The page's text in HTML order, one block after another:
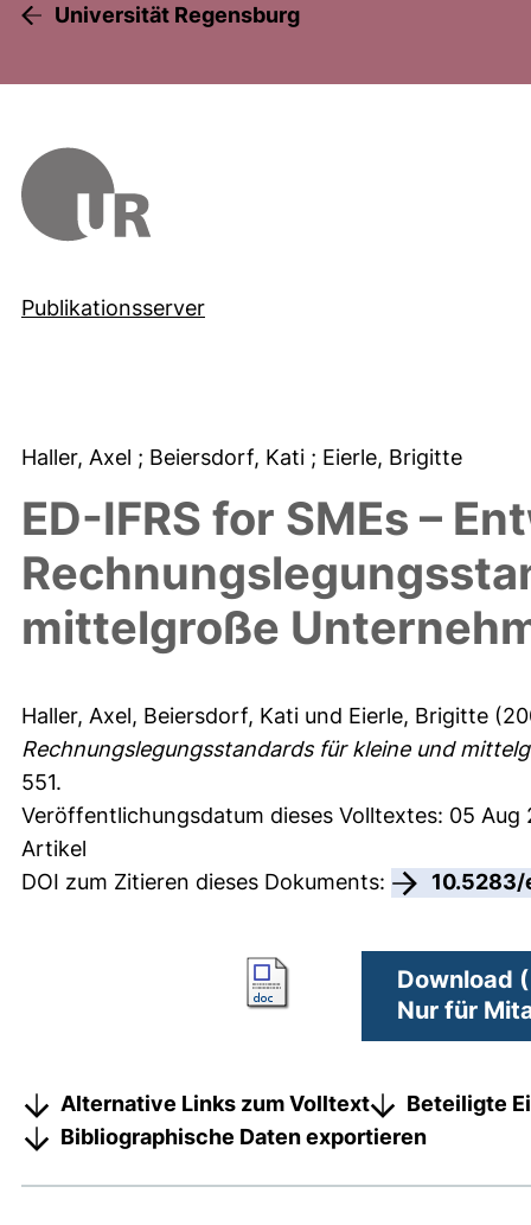
Universität Regensburg
Publikationsserver
Haller, Axel ; Beiersdorf, Kati ; Eierle, Brigitte
ED-IFRS for SMEs –
mittelgroße
Haller, Axel, Beiersdorf, Kati und Eierle, Brigitte
Rechnungslegungsstandards für kleine und
551.
Veröffentlichungsdatum dieses Volltextes: 05 Aug
Artikel
DOI zum Zitieren dieses Dokuments:
Download
Nur für
Alternative Links zum Volltext
Beteiligte
Bibliographische Daten exportieren